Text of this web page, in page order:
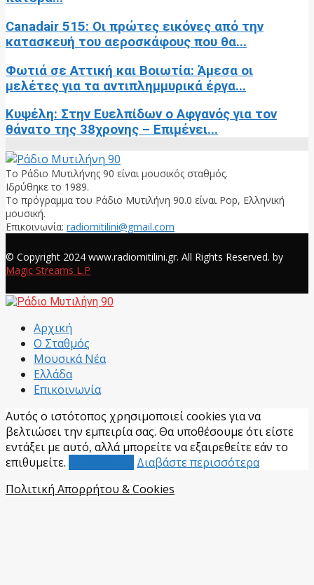
Canadair 515: Οι πρώτες εικόνες από την
κατασκευή του αεροσκάφους που θα...
Φωτιά σε Αττική και Βοιωτία: Άμεσα οι
μελέτες για τα αντιπλημμυρικά έργα...
Κυψέλη: Στην Ευελπίδων ο Αφγανός για τον
θάνατο της 38χρονης – Επιμένει...
Το Ράδιο Μυτιλήνης 90 είναι μουσικός σταθμός.
Ιδρύθηκε το 1989.
Το πρόγραμμα του Ράδιο Μυτιλήνη 90.0 είναι Pop, Ελληνική
μουσική.
Επικοινωνία: radiomitilini@gmail.com
© Copyright 2024 www.radiomitilini.gr. All Rights Reserved. by
Magic Streams L.P
Αρχική
Ο Σταθμός
Μουσικά Νέα
Ελλάδα
Επικοινωνία
Αυτός ο ιστότοπος χρησιμοποιεί cookies για να
βελτιώσει την εμπειρία σας. Θα υποθέσουμε ότι είστε
εντάξει με αυτό, αλλά μπορείτε να εξαιρεθείτε εάν το
επιθυμείτε.
Διαβάστε περισσότερα
Πολιτική Απορρήτου & Cookies